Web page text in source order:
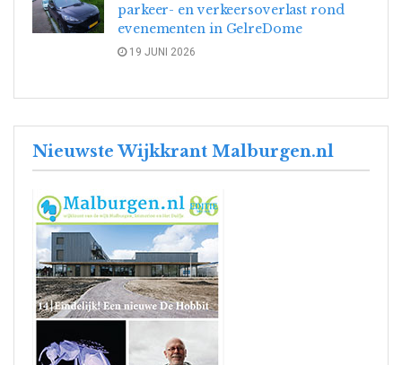
parkeer- en verkeersoverlast rond
evenementen in GelreDome
19 JUNI 2026
Nieuwste Wijkkrant Malburgen.nl